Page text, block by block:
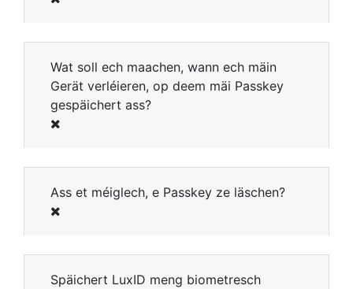
Wat soll ech maachen, wann ech mäin
Gerät verléieren, op deem mäi Passkey
gespäichert ass?
Ass et méiglech, e Passkey ze läschen?
Späichert LuxID meng biometresch